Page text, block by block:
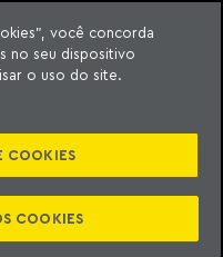
EM
você concorda
no seu dispositivo
o uso do site.
COOKIES
COOKIES